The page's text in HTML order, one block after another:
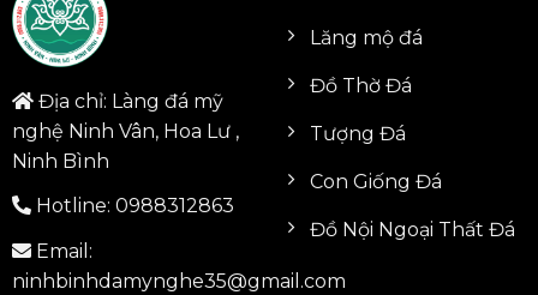
Địa chỉ: Làng đá mỹ
nghệ Ninh Vân, Hoa Lư ,
Ninh Bình
Hotline: 0988312863
Email:
ninhbinhdamynghe35@gmail.com
Lăng mộ đá
Đồ Thờ Đá
Tượng Đá
Con Giống Đá
Đồ Nội Ngoại Thất Đá